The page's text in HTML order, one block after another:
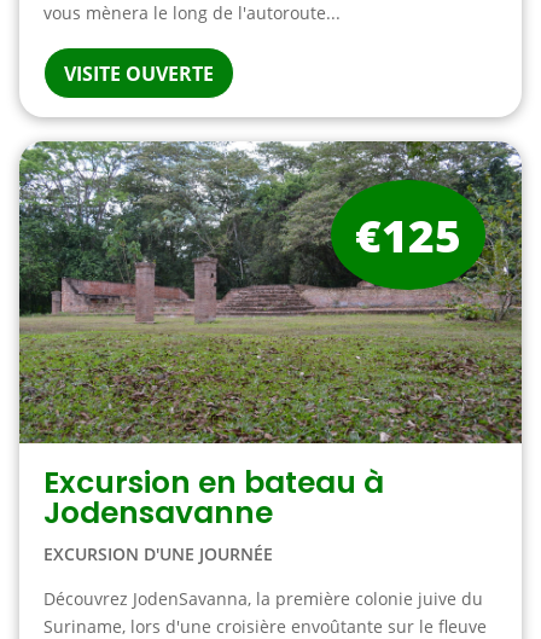
vous mènera le long de l'autoroute...
VISITE OUVERTE
Excursion en bateau à
Jodensavanne
EXCURSION D'UNE JOURNÉE
Découvrez JodenSavanna, la première colonie juive du
Suriname, lors d'une croisière envoûtante sur le fleuve
€125